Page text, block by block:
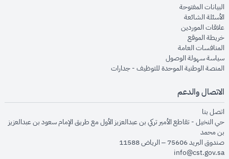
البيانات المفتوحةopens in new window
الأسئلة الشائعةopens in new window
علاقات الموردينopens in new window
خريطة الموقعopens in new window
المنافسات العامةopens in new window
سياسة سهولة الوصولopens in new window
المنصة الوطنية الموحدة للتوظيف - جداراتopens in new window
الاتصال والدعم
اتصل بنا
حي النخيل - تقاطع الأمير تركي بن عبدالعزيز الأول مع طريق الإمام سعود بن عبدالعزيز
بن محمد
صندوق البريد 75606 – الرياض 11588
info@cst.gov.sa